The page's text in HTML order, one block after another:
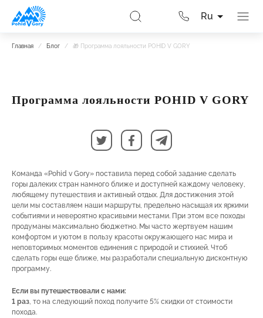
Ru
Главная / Блог / 🎁 Программа лояльности POHID V GORY
Программа лояльности POHID V GORY
Команда «Pohid v Gory» поставила перед собой задание сделать
горы далеких стран намного ближе и доступней каждому человеку,
любящему путешествия и активный отдых. Для достижения этой
цели мы составляем наши маршруты, предельно насыщая их яркими
событиями и невероятно красивыми местами. При этом все походы
продуманы максимально бюджетно. Мы часто жертвуем нашим
комфортом и уютом в пользу красоты окружающего нас мира и
неповторимых моментов единения с природой и стихией. Чтоб
сделать горы еще ближе, мы разработали специальную дисконтную
программу.
Если вы путешествовали с нами:
1 раз, то на следующий поход получите 5% скидки от стоимости
похода.